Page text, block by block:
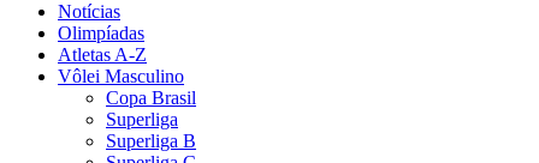
Notícias
Olimpíadas
Atletas A-Z
Vôlei Masculino
Copa Brasil
Superliga
Superliga B